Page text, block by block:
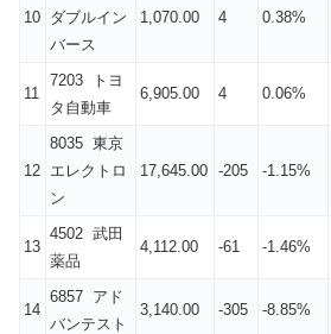
10 ダブルイン
バース
1,070.00 4 0.38%
11
7203 トヨ
タ自動車
6,905.00 4 0.06%
12
8035 東京
エレクトロ
ン
17,645.00 -205 -1.15%
13
4502 武田
薬品
4,112.00 -61 -1.46%
14
6857 アド
バンテスト
3,140.00 -305 -8.85%